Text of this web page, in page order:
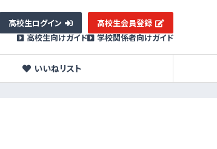
高校生向けガイド 学校関係者向けガイド
高校生ログイン 高校生会員登録
いいねリスト